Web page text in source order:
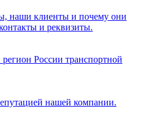
наши клиенты и почему они
и реквизиты.
России транспортной
нашей компании.